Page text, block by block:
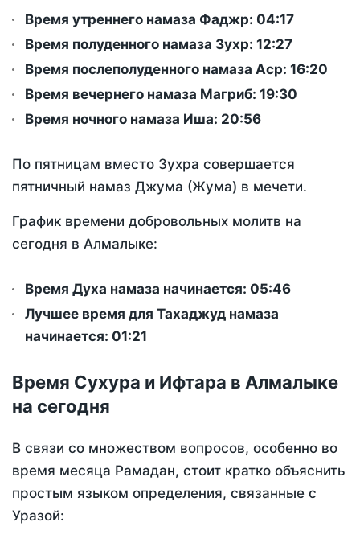
Время утреннего намаза Фаджр: 04:17
Время полуденного намаза Зухр: 12:27
Время послеполуденного намаза Аср: 16:20
Время вечернего намаза Магриб: 19:30
Время ночного намаза Иша: 20:56
По пятницам вместо Зухра совершается
пятничный намаз Джума (Жума) в мечети.
График времени добровольных молитв на
сегодня в Алмалыке:
Время Духа намаза начинается: 05:46
Лучшее время для Тахаджуд намаза
начинается: 01:21
Время Сухура и Ифтара в Алмалыке
на сегодня
В связи со множеством вопросов, особенно во
время месяца Рамадан, стоит кратко объяснить
простым языком определения, связанные с
Уразой: